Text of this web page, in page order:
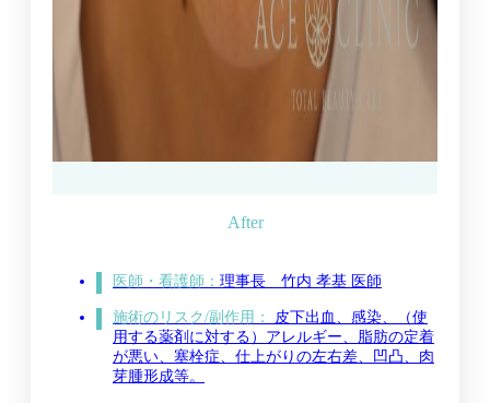
医師・看護師： 理事長 竹内 孝基 医師
施術のリスク/副作用：
皮下出血、感染、（使
用する薬剤に対する）アレルギー、脂肪の定着
が悪い、塞栓症、仕上がりの左右差、凹凸、肉
芽腫形成等。